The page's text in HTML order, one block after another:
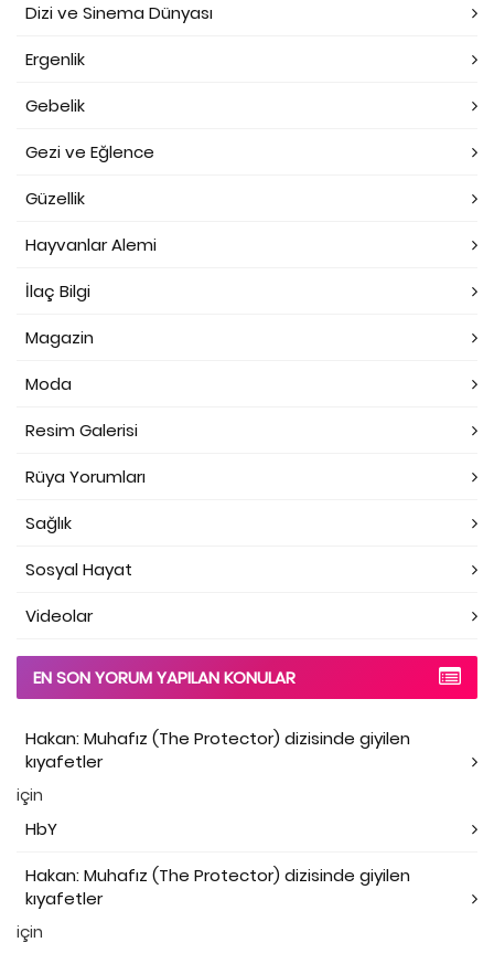
Dizi ve Sinema Dünyası
Ergenlik
Gebelik
Gezi ve Eğlence
Güzellik
Hayvanlar Alemi
İlaç Bilgi
Magazin
Moda
Resim Galerisi
Rüya Yorumları
Sağlık
Sosyal Hayat
Videolar
EN SON YORUM YAPILAN KONULAR
Hakan: Muhafız (The Protector) dizisinde giyilen
kıyafetler
için
HbY
Hakan: Muhafız (The Protector) dizisinde giyilen
kıyafetler
için